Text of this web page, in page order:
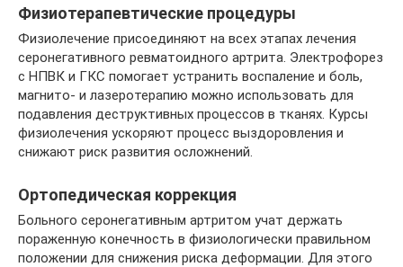
Физиотерапевтические процедуры
Физиолечение присоединяют на всех этапах лечения
серонегативного ревматоидного артрита. Электрофорез
с НПВК и ГКС помогает устранить воспаление и боль,
магнито- и лазеротерапию можно использовать для
подавления деструктивных процессов в тканях. Курсы
физиолечения ускоряют процесс выздоровления и
снижают риск развития осложнений.
Ортопедическая коррекция
Больного серонегативным артритом учат держать
пораженную конечность в физиологически правильном
положении для снижения риска деформации. Для этого